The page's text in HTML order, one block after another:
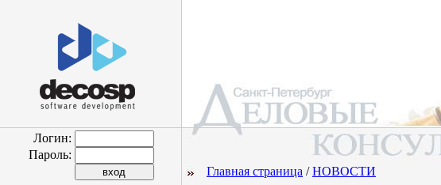
Логин:
Пароль:
Главная страница /НОВОСТИ